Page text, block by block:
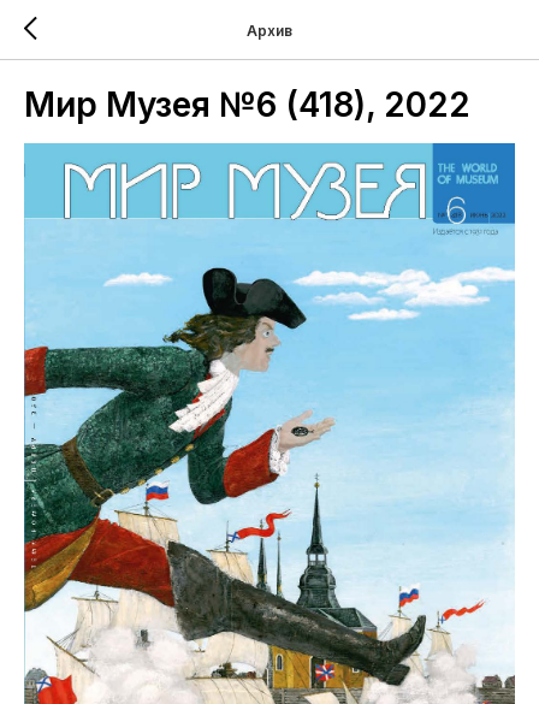
Архив
Мир Музея №6 (418), 2022